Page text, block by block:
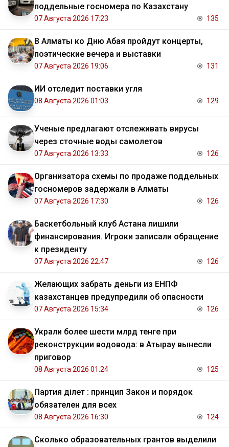
поддельные госномера по Казахстану
07 Августа 2026 17:23 135
В Алматы ко Дню Абая пройдут концерты,
поэтические вечера и выставки
07 Августа 2026 19:06 131
ИИ отследит поставки угля
08 Августа 2026 01:03 129
Ученые предлагают отслеживать вирусы
через сточные воды самолетов
07 Августа 2026 13:33 126
Организатора схемы по продаже поддельных
госномеров задержали в Алматы
07 Августа 2026 17:30 126
Баскетбольный клуб Астана лишили
финансирования. Игроки записали обращение
к президенту
07 Августа 2026 22:47 126
Желающих забрать деньги из ЕНПФ
казахстанцев предупредили об опасности
07 Августа 2026 15:34 126
Украли более шести млрд тенге при
реконструкции водовода: в Атырау вынесли
приговор
08 Августа 2026 01:24 125
Партия Әділет : принцип Закон и порядок
обязателен для всех
08 Августа 2026 16:30 124
Сколько образовательных грантов выделили